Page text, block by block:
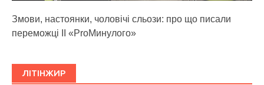
Змови, настоянки, чоловічі сльози: про що писали
переможці ІІ «ProМинулого»
ЛІТІНЖИР